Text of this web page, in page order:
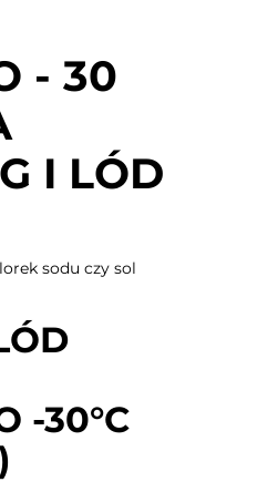
- 30
I LÓD
sodu czy sol
-30°C